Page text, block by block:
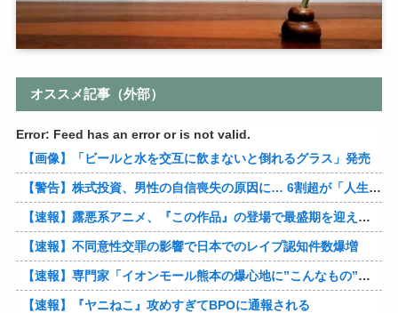
オススメ記事（外部）
Error: Feed has an error or is not valid.
【画像】「ビールと水を交互に飲まないと倒れるグラス」発売
【警告】株式投資、男性の自信喪失の原因に… 6割超が「人生の敗者」自認
【速報】露悪系アニメ、『この作品』の登場で最盛期を迎えてしまう…
【速報】不同意性交罪の影響で日本でのレイプ認知件数爆増
【速報】専門家「イオンモール熊本の爆心地に”こんなもの”があったんだけど…」
【速報】『ヤニねこ』攻めすぎてBPOに通報される